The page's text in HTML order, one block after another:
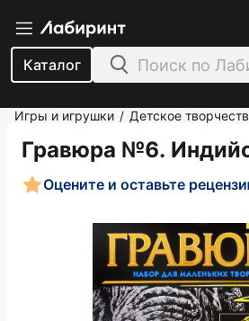
Каталог
Игры и игрушки / Детское
Гравюра №6.
Оцените и оставьте